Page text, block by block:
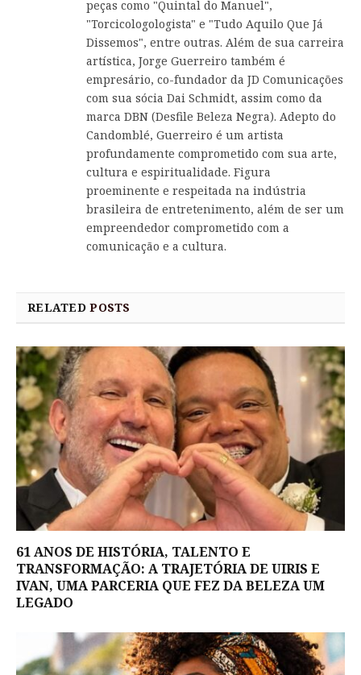
peças como "Quintal do Manuel",
"Torcicologologista" e "Tudo Aquilo Que Já
Dissemos", entre outras. Além de sua carreira
artística, Jorge Guerreiro também é
empresário, co-fundador da JD Comunicações
com sua sócia Dai Schmidt, assim como da
marca DBN (Desfile Beleza Negra). Adepto do
Candomblé, Guerreiro é um artista
profundamente comprometido com sua arte,
cultura e espiritualidade. Figura
proeminente e respeitada na indústria
brasileira de entretenimento, além de ser um
empreendedor comprometido com a
comunicação e a cultura.
RELATEDPOSTS
61 ANOS DE HISTÓRIA, TALENTO E
TRANSFORMAÇÃO: A TRAJETÓRIA DE UIRIS E
IVAN, UMA PARCERIA QUE FEZ DA BELEZA UM
LEGADO